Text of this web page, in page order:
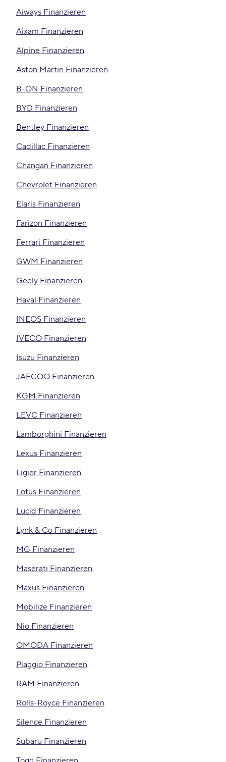
Aiways Finanzieren
Aixam Finanzieren
Alpine Finanzieren
Aston Martin Finanzieren
B-ON Finanzieren
BYD Finanzieren
Bentley Finanzieren
Cadillac Finanzieren
Changan Finanzieren
Chevrolet Finanzieren
Elaris Finanzieren
Farizon Finanzieren
Ferrari Finanzieren
GWM Finanzieren
Geely Finanzieren
Haval Finanzieren
INEOS Finanzieren
IVECO Finanzieren
Isuzu Finanzieren
JAECOO Finanzieren
KGM Finanzieren
LEVC Finanzieren
Lamborghini Finanzieren
Lexus Finanzieren
Ligier Finanzieren
Lotus Finanzieren
Lucid Finanzieren
Lynk & Co Finanzieren
MG Finanzieren
Maserati Finanzieren
Maxus Finanzieren
Mobilize Finanzieren
Nio Finanzieren
OMODA Finanzieren
Piaggio Finanzieren
RAM Finanzieren
Rolls-Royce Finanzieren
Silence Finanzieren
Subaru Finanzieren